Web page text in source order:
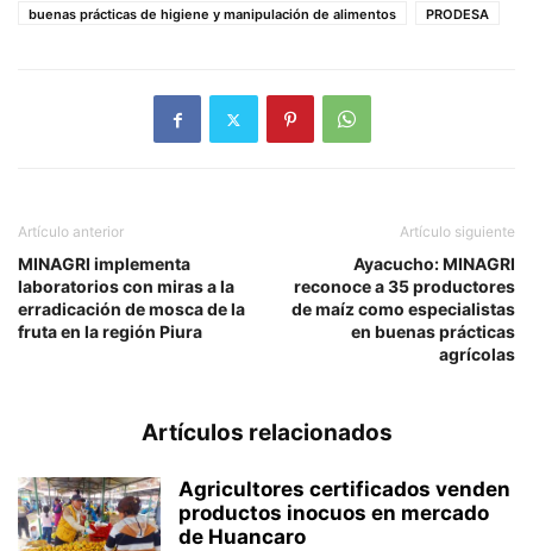
buenas prácticas de higiene y manipulación de alimentos
PRODESA
Artículo anterior
MINAGRI implementa
laboratorios con miras a la
erradicación de mosca de la
fruta en la región Piura
Artículo siguiente
Ayacucho: MINAGRI
reconoce a 35 productores
de maíz como especialistas
en buenas prácticas
agrícolas
Artículos relacionados
Agricultores certificados venden
productos inocuos en mercado
de Huancaro